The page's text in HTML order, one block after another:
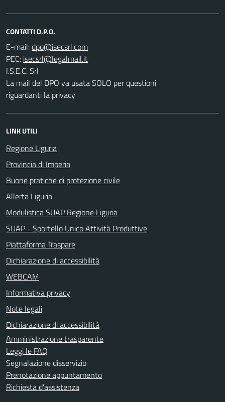
CONTATTI D.P.O.
E-mail:
PEC:
I.S.E.C. Srl
La mail del DPO va usata SOLO per questioni
riguardanti la privacy
LINK UTILI
Regione Liguria
Provincia di Imperia
Buone pratiche di protezione civile
Allerta Liguria
Modulistica SUAP Regione Liguria
SUAP - Sportello Unico Attività Produttive
Piattaforma Traspare
Dichiarazione di accessibilità
WEBCAM
Informativa privacy
Note legali
Dichiarazione di accessibilità
Amministrazione trasparente
Leggi le FAQ
Segnalazione disservizio
Prenotazione appuntamento
Richiesta d'assistenza